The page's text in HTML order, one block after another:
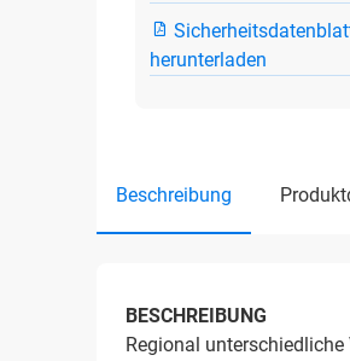
herunterladen
beschreibung
BESCHREIBUNG
Regional unterschiedliche